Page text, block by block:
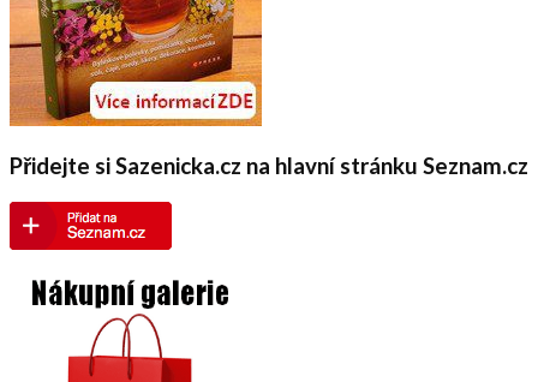
Přidejte si Sazenicka.cz na hlavní stránku Seznam.cz